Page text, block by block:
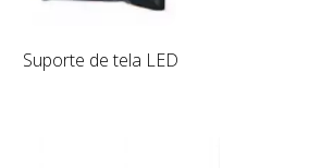
Suporte de tela LED